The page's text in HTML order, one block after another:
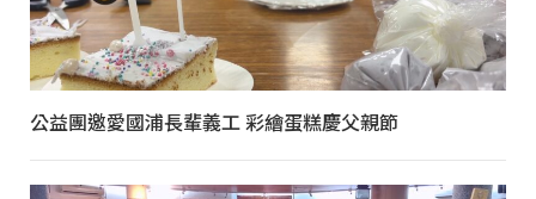
公益團邀愛國浦長輩義工 彩繪蛋糕慶父親節